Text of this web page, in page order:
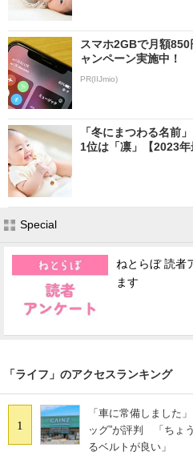
スマホ2GBで月額
ャンペーン実施中！
PR(IIJmio)
「冬にまつわる名前
1位は「凛」【2023
Special
ねとらぼ 読者
ます
「ライフ」のアクセスランキング
1
「車に常備しました
ッグ”が評判 「ちょ
るベルトが良い」